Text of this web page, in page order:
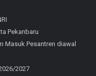
Pekanbaru
Masuk Pesantren diawal
2027